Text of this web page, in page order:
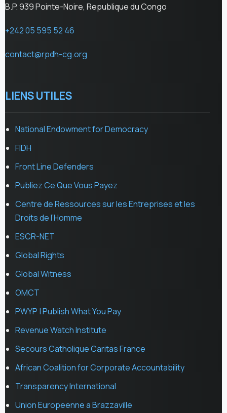
B.P. 939 Pointe-Noire, Republique du Congo
+242 05 595 52 46
contact@rpdh-cg.org
LIENS UTILES
National Endowment for Democracy
FIDH
Front Line Defenders
Publiez Ce Que Vous Payez
Centre de Ressources sur les Entreprises et les
Droits de l’Homme
ESCR-NET
Global Rights
Global Witness
OMCT
PWYP | Publish What You Pay
Revenue Watch Institute
Secours Catholique Caritas France
African Coalition for Corporate Accountability
Transparency International
Union Europeenne a Brazzaville